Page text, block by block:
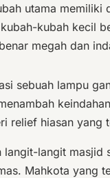
utama memiliki
kubah kecil
megah dan
sebuah lampu
relief hiasan yang
langit masjid
Mahkota yang